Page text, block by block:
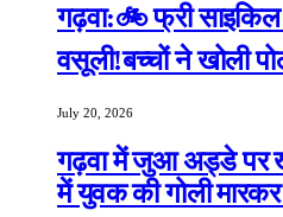
गढ़वा:🚲 फ्री
वसूली!बच्चों ने खोली
July 20, 2026
गढ़वा में जुआ अड्डे पर
में युवक की गोली मारकर